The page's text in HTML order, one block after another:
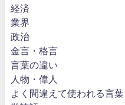
経済
業界
政治
金言・格言
言葉の違い
人物・偉人
よく間違えて使われる言葉